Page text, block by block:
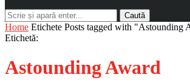
Caută
Home Etichete Posts tagged with "Astounding
Etichetă:
Astounding Award